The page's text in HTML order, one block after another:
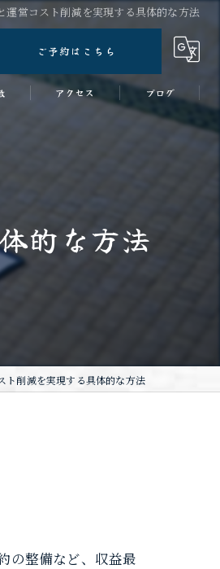
運営コスト削減を実現する具体的な方法
ご予約はこちら
ンスペース
アクセス ブログ
的な方法
ト削減を実現する具体的な方法
の整備など、収益最